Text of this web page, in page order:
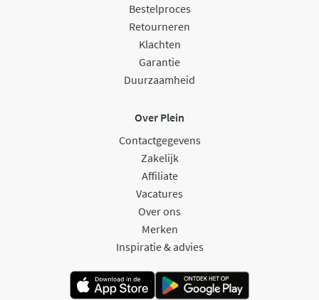
Bestelproces
Retourneren
Klachten
Garantie
Duurzaamheid
Over Plein
Contactgegevens
Zakelijk
Affiliate
Vacatures
Over ons
Merken
Inspiratie & advies